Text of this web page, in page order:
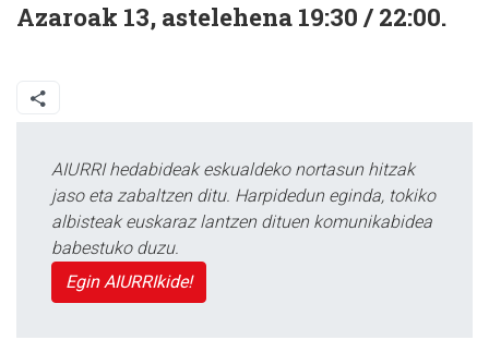
Azaroak 13, astelehena 19:30 / 22:00.
AIURRI hedabideak eskualdeko nortasun hitzak
jaso eta zabaltzen ditu. Harpidedun eginda, tokiko
albisteak euskaraz lantzen dituen komunikabidea
babestuko duzu.
Egin AIURRIkide!